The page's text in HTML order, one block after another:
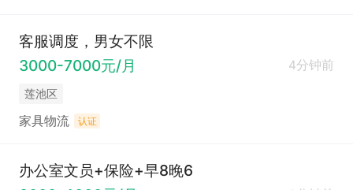
客服调度，男女不限
3000-7000元/月
4分钟前
莲池区
家具物流 认证
办公室文员+保险+早8晚6